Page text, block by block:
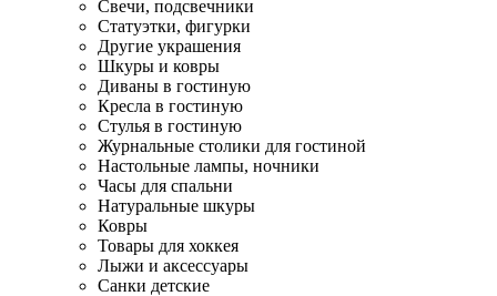
Свечи, подсвечники
Статуэтки, фигурки
Другие украшения
Шкуры и ковры
Диваны в гостиную
Кресла в гостиную
Стулья в гостиную
Журнальные столики для гостиной
Настольные лампы, ночники
Часы для спальни
Натуральные шкуры
Ковры
Товары для хоккея
Лыжи и аксессуары
Санки детские